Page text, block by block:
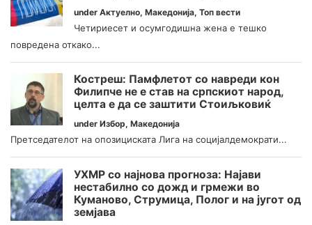
under Актуелно, Македонија, Топ вести
Четириесет и осумгодишна жена е тешко
повредена откако...
Костреш: Памфлетот со навреди кон
Филипче не е став на српскиот народ,
целта е да се заштити Стоиљковиќ
under Избор, Македонија
Претседателот на опозициската Лига на социјалдемократи...
УХМР со најнова прогноза: Најави
нестабилно со дожд и грмежи во
Куманово, Струмица, Полог и на југот од
земјава